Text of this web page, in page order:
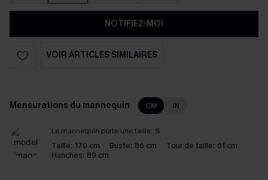
NOTIFIEZ-MOI
VOIR ARTICLES SIMILAIRES
Mensurations du mannequin CM IN
Le mannequin porte une taille: S
Taille: 170 cm Buste: 86 cm Tour de taille: 61 cm
Hanches: 89 cm